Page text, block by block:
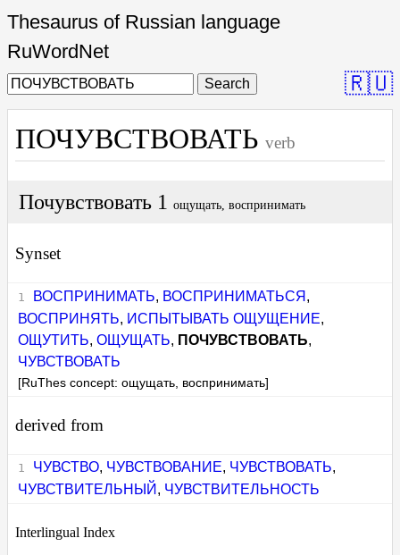
Thesaurus of Russian language
RuWordNet
Search 🇷🇺
ПОЧУВСТВОВАТЬ verb
Почувствовать 1 ощущать, воспринимать
Synset
ВОСПРИНИМАТЬ, ВОСПРИНИМАТЬСЯ ,
ВОСПРИНЯТЬ, ИСПЫТЫВАТЬ ОЩУЩЕНИЕ,
ОЩУТИТЬ,ОЩУЩАТЬ, ПОЧУВСТВОВАТЬ,
ЧУВСТВОВАТЬ
[RuThes concept: ощущать, воспринимать]
derived from
ЧУВСТВО, ЧУВСТВОВАНИЕ, ЧУВСТВОВАТЬ,
ЧУВСТВИТЕЛЬНЫЙ , ЧУВСТВИТЕЛЬНОСТЬ
Interlingual Index